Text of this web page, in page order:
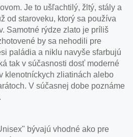
Je to ušľachtilý, žltý, stály a
od staroveku, ktorý sa používa
Samotné rýdze zlato je príliš
by sa nehodili pre
paládia a niklu navyše sfarbujú
tak v súčasnosti dosť moderné
klenotníckych zliatinách alebo
V súčasnej dobe poznáme
bývajú vhodné ako pre